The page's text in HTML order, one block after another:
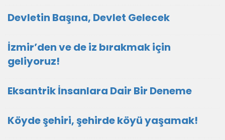
Devletin Başına, Devlet Gelecek
İzmir’den ve de iz bırakmak için
geliyoruz!
Eksantrik İnsanlara Dair Bir Deneme
Köyde şehiri, şehirde köyü yaşamak!